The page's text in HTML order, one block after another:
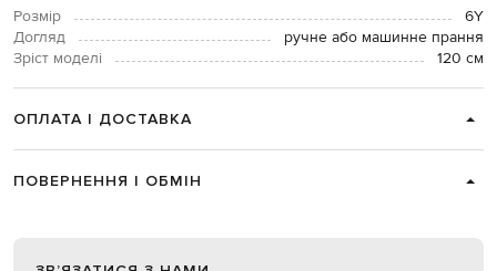
Розмір
6Y
Догляд
ручне або машинне прання
Зріст моделі
120 см
ОПЛАТА І ДОСТАВКА
ПОВЕРНЕННЯ І ОБМІН